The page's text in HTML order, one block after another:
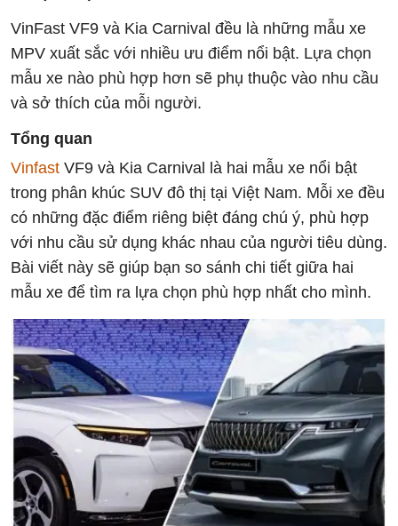
VinFast VF9 và Kia Carnival đều là những mẫu xe
MPV xuất sắc với nhiều ưu điểm nổi bật. Lựa chọn
mẫu xe nào phù hợp hơn sẽ phụ thuộc vào nhu cầu
và sở thích của mỗi người.
Tổng quan
Vinfast VF9 và Kia Carnival là hai mẫu xe nổi bật
trong phân khúc SUV đô thị tại Việt Nam. Mỗi xe đều
có những đặc điểm riêng biệt đáng chú ý, phù hợp
với nhu cầu sử dụng khác nhau của người tiêu dùng.
Bài viết này sẽ giúp bạn so sánh chi tiết giữa hai
mẫu xe để tìm ra lựa chọn phù hợp nhất cho mình.